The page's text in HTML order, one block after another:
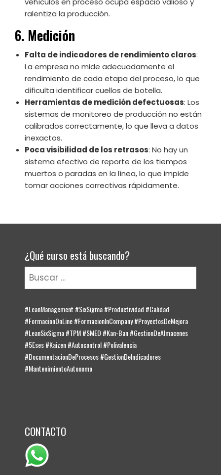
ralentiza la producción.
6. Medición
Falta de indicadores de rendimiento claros:
La empresa no mide adecuadamente el
rendimiento de cada etapa del proceso, lo que
dificulta identificar cuellos de botella.
Herramientas de medición defectuosas: Los
sistemas de monitoreo de producción no están
calibrados correctamente, lo que lleva a datos
inexactos.
Poca visibilidad de los retrasos: No hay un
sistema efectivo de reporte de los tiempos
muertos o paradas en la línea, lo que impide
tomar acciones correctivas rápidamente.
¿Qué curso está buscando?
Buscar:
#LeanManagement #SixSigma #Productividad #Calidad
#FormacionOnLine #FormacionInCompany #ProyectosDeMejora
#LeanSixSigma #TPM #SMED #Kan-Ban #GestionDeAlmacenes
#5Eses #Kaizen #Autocontrol #Polivalencia
#DocumentacionDeProcesos #GestionDeIndicadores
#MantenimientoAutonomo
CONTACTO